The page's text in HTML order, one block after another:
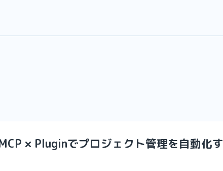
× Pluginでプロジェクト管理を自動化す